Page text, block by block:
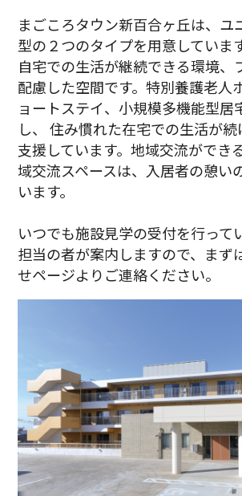
まごころタウン新百合ヶ丘は、ユ
型の２つのタイプを用意していま
自宅での生活が継続できる環境、
配慮した空間です。特別養護老人
ョートステイ、小規模多機能型居
し、 住み慣れた在宅での生活が
支援しています。地域交流ができ
域交流スペースは、入居者の憩い
います。
いつでも施設見学の受付を行って
担当の者が案内しますので、まず
せページよりご連絡ください。